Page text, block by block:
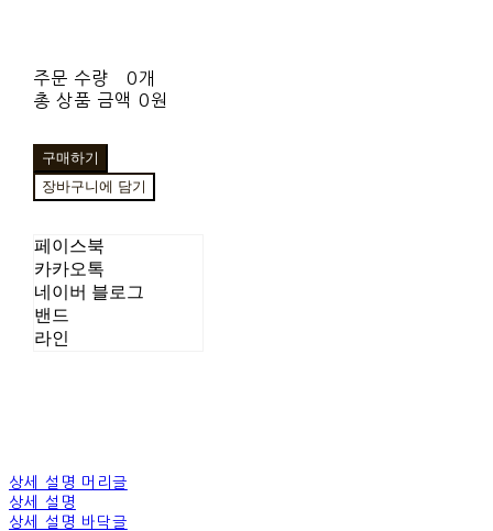
주문 수량
0개
총 상품 금액 0원
구매하기
장바구니에 담기
페이스북
카카오톡
네이버 블로그
밴드
라인
상세 설명 머리글
상세 설명
상세 설명 바닥글